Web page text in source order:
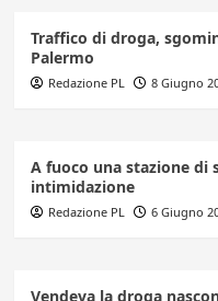
Traffico di droga,
Palermo
Redazione PL 8 Giugno
A fuoco una stazione di
intimidazione
Redazione PL 6 Giugno
Vendeva la droga